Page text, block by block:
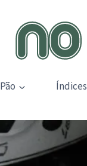
Pão Índices